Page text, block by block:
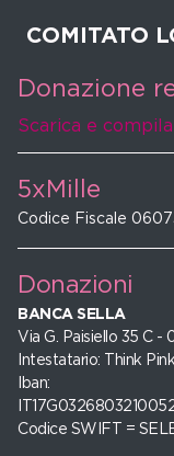
COMITATO
Donazione
Scarica e
5xMille
Codice Fiscale
Donazioni
BANCA SELLA
Via G. Paisiello 35 C -
Intestatario: Think
Iban:
Codice SWIFT =